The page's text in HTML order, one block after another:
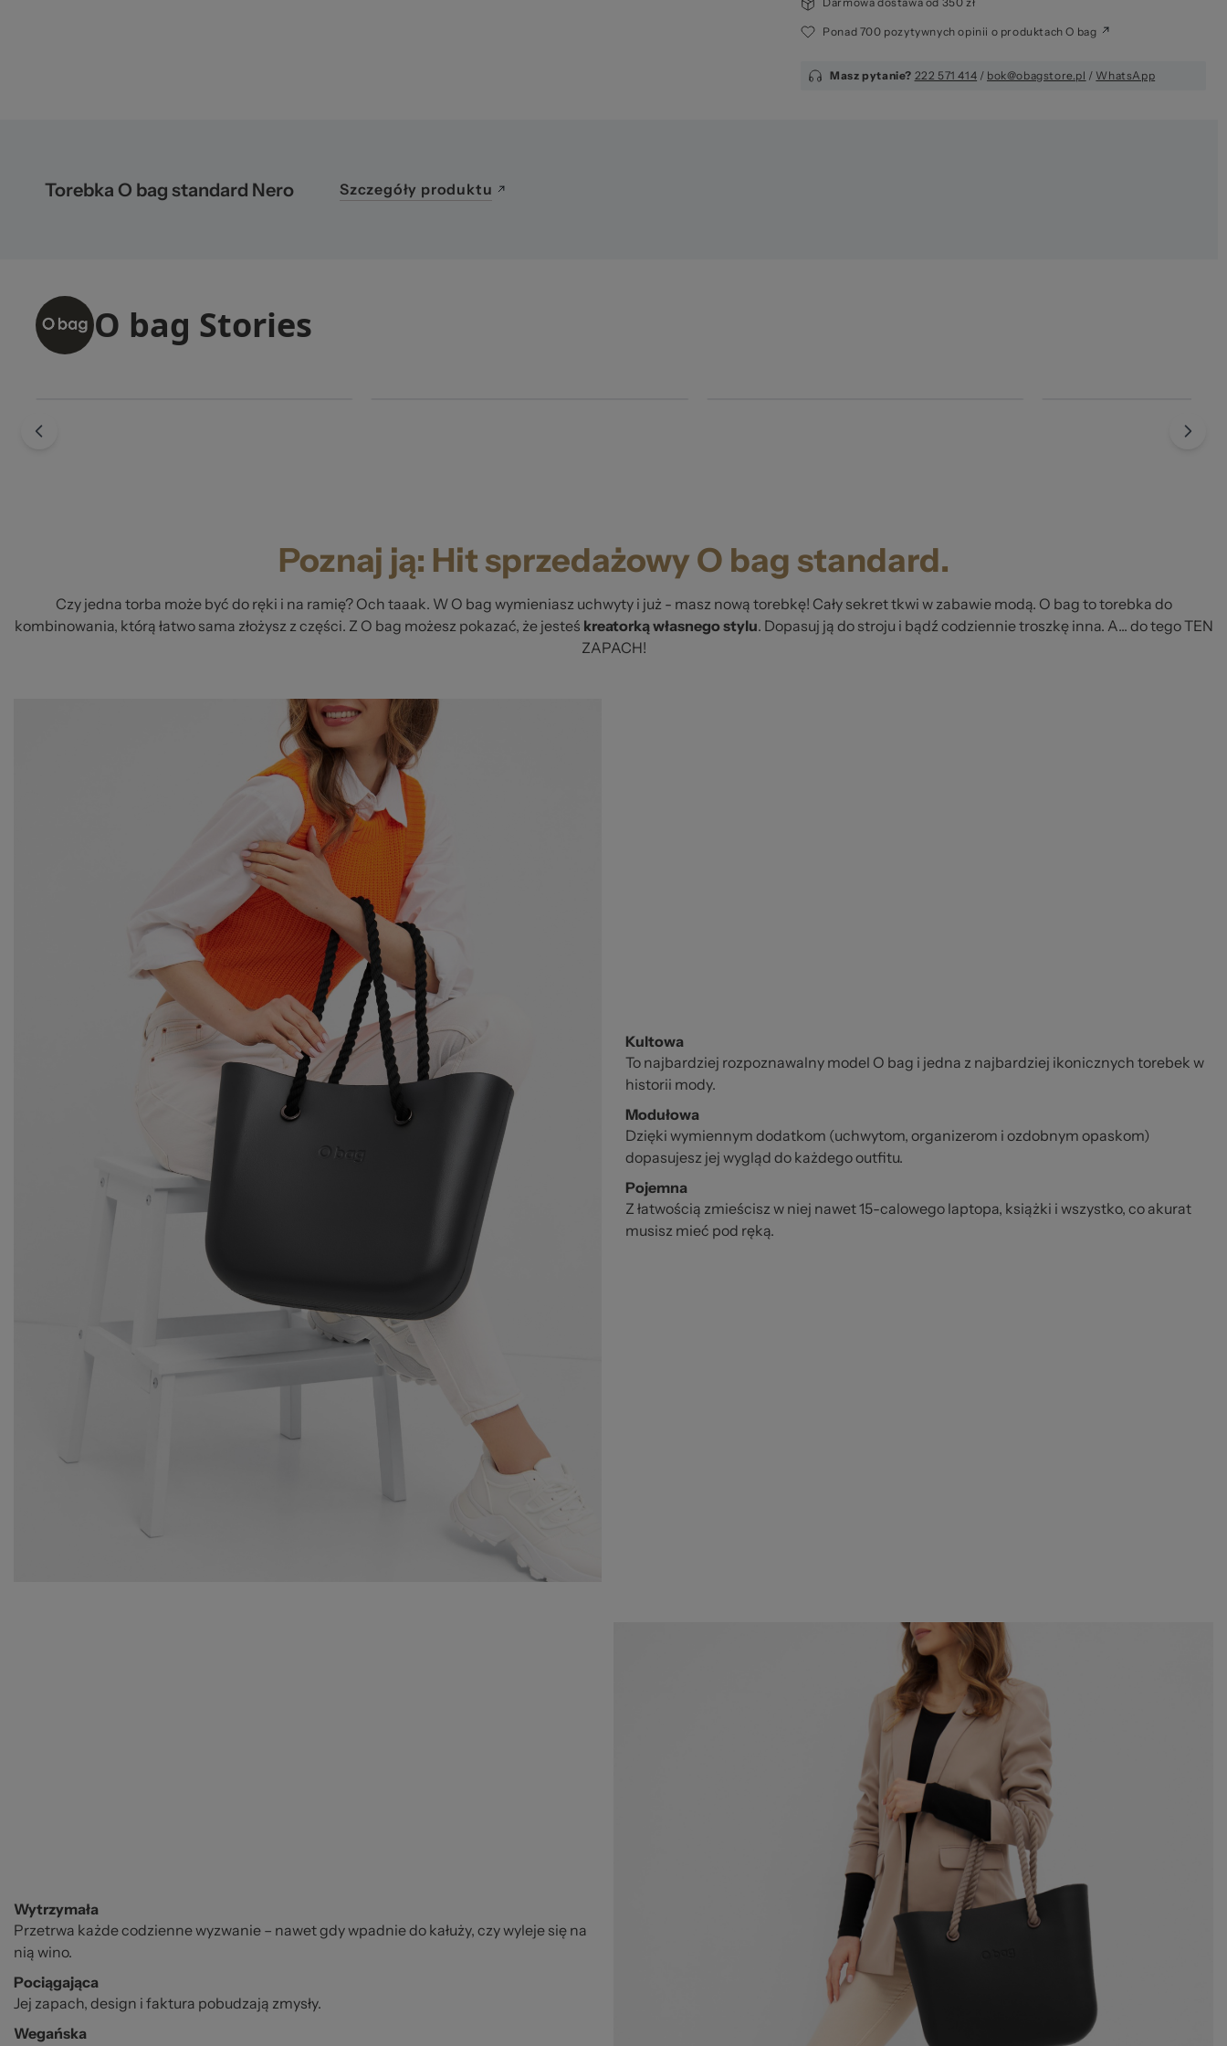
Ponad 700 pozytywnych opinii o produktach O bag
Masz pytanie? 222 571 414 / bok@obagstore.pl / WhatsApp
Poznaj ją: Hit sprzedażowy O bag standard.
Czy jedna torba może być do ręki i na ramię? Och taaak. W O bag wymieniasz uchwyty i już - masz nową torebkę! Cały sekret tkwi w zabawie modą. O bag to torebka do
kombinowania, którą łatwo sama złożysz z części. Z O bag możesz pokazać, że jesteś kreatorką własnego stylu. Dopasuj ją do stroju i bądź codziennie troszkę inna. A... do tego TEN
ZAPACH!
Kultowa
To najbardziej rozpoznawalny model O bag i jedna z najbardziej ikonicznych torebek w
historii mody.
Modułowa
Dzięki wymiennym dodatkom (uchwytom, organizerom i ozdobnym opaskom)
dopasujesz jej wygląd do każdego outfitu.
Pojemna
Z łatwością zmieścisz w niej nawet 15-calowego laptopa, książki i wszystko, co akurat
musisz mieć pod ręką.
Wytrzymała
Przetrwa każde codzienne wyzwanie – nawet gdy wpadnie do kałuży, czy wyleje się na
nią wino.
Pociągająca
Jej zapach, design i faktura pobudzają zmysły.
Wegańska
Torebka O bag standard Nero Szczegóły produktu